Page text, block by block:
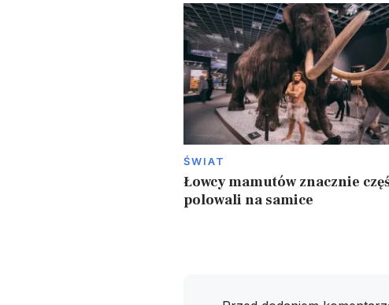
ŚWIAT
Łowcy mamutów znacznie
polowali na samice